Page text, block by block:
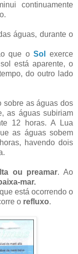
continuamente
águas, durante o
que oSol
exerce
está aparente, o
do outro lado
sobre as águas dos
as águas subiriam
12 horas. A Lua
as águas sobem
havendo dois
ou preamar. Ao
mar.
está ocorrendo o
o refluxo.